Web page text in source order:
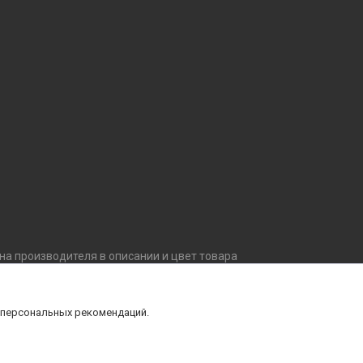
производителя в описании и цвет товара
технические характеристики и
рекомендаций.